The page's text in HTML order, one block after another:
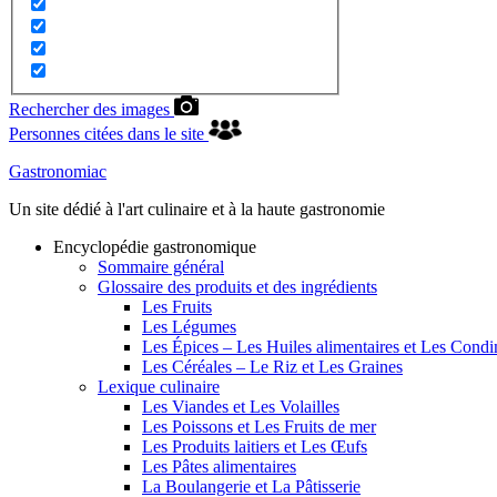
Rechercher des images
Personnes citées dans le site
Gastronomiac
Un site dédié à l'art culinaire et à la haute gastronomie
Encyclopédie gastronomique
Sommaire général
Glossaire des produits et des ingrédients
Les Fruits
Les Légumes
Les Épices – Les Huiles alimentaires et Les
Les Céréales – Le Riz et Les Graines
Lexique culinaire
Les Viandes et Les Volailles
Les Poissons et Les Fruits de mer
Les Produits laitiers et Les Œufs
Les Pâtes alimentaires
La Boulangerie et La Pâtisserie